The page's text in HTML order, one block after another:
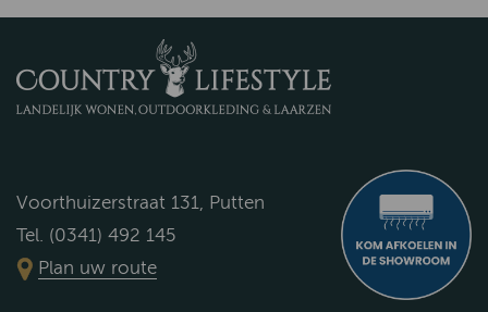
Voorthuizerstraat 131, Putten
Tel. (0341) 492 145
Plan uw route